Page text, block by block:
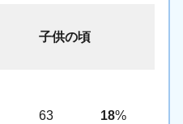
子供の頃
63 18%